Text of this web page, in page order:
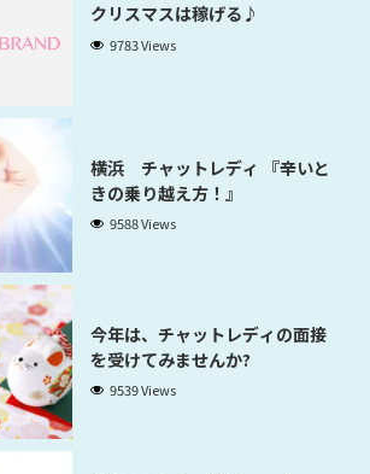
クリスマスは稼げる♪
9783 Views
横浜 チャットレディ 『辛いと
きの乗り越え方！』
9588 Views
今年は、チャットレディの面接
を受けてみませんか?
9539 Views